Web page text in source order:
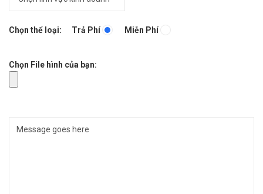
Chọn thể loại: Trả Phí Miễn Phí
Chọn File hình của bạn: